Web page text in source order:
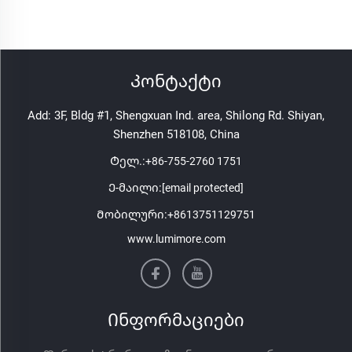
Კონტაქტი
Add: 3F, Bldg #1, Shengxuan Ind. area, Shilong Rd. Shiyan,
Shenzhen 518108, China
Ტელ.:+86-755-2760 1751
Ე-მაილი:[email protected]
Მობილური:+8613751129751
www.lumimore.com
Ინფორმაციები